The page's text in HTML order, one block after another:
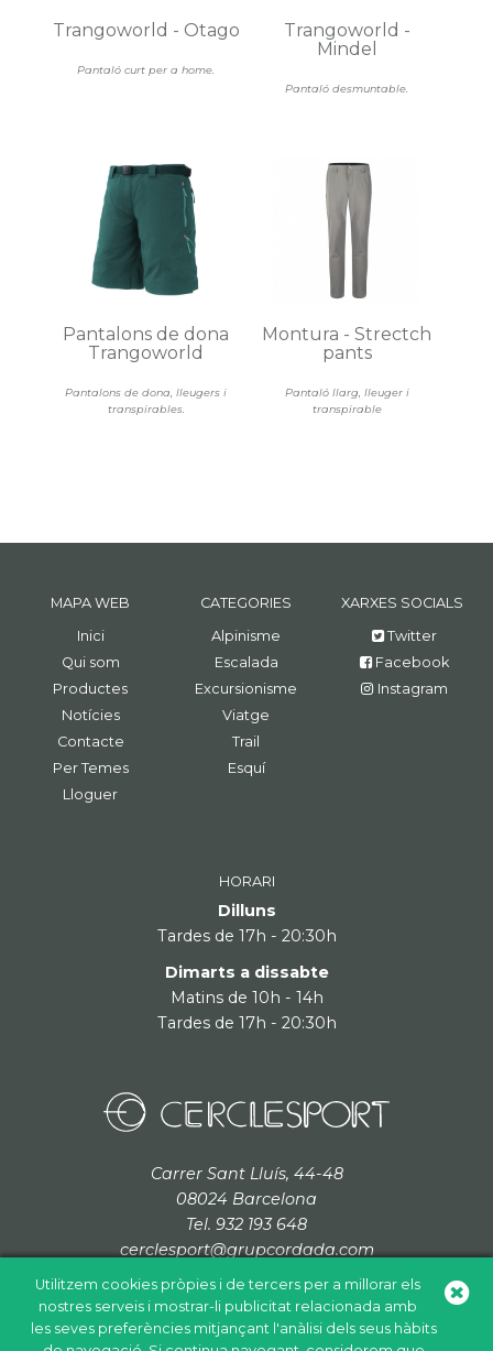
Utilitzem cookies pròpies i de tercers per a millorar els
nostres serveis i mostrar-li publicitat relacionada amb
les seves preferències mitjançant l'anàlisi dels seus hàbits
Pantaló curt per a home.
Trangoworld - Otago
Pantaló desmuntable.
Trangoworld -
Mindel
Pantalons de dona, lleugers i
transpirables.
Pantalons de dona
Trangoworld
Pantaló llarg, lleuger i
transpirable
Montura - Strectch
pants
MAPA WEB
Inici
Qui som
Productes
Notícies
Contacte
Per Temes
Lloguer
CATEGORIES
Alpinisme
Escalada
Excursionisme
Viatge
Trail
Esquí
XARXES SOCIALS
Twitter
Facebook
Instagram
HORARI
Dilluns
Tardes de 17h - 20:30h
Dimarts a dissabte
Matins de 10h - 14h
Tardes de 17h - 20:30h
Carrer Sant Lluís, 44-48
08024 Barcelona
Tel. 932 193 648
cerclesport@grupcordada.com